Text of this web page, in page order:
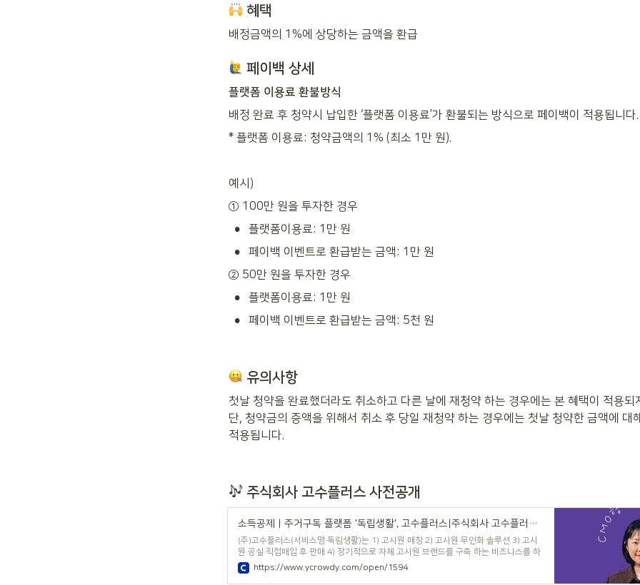
혜택
배정금액의 1%에 상당하는 금액을 환급
페이백 상세
플랫폼 이용료 환불방식
배정 완료 후 청약시 납입한 ‘플랫폼 이용료’가 환불되는 방식으로 페이백이 적용됩니다.
* 플랫폼 이용료: 청약금액의 1% (최소 1만 원).
예시)
① 100만 원을 투자한 경우
• 플랫폼이용료: 1만 원
•
페이백 이벤트로 환급받는 금액: 1만 원
② 50만 원을 투자한 경우
• 플랫폼이용료: 1만 원
• 페이백 이벤트로 환급받는 금액: 5천 원
유의사항
첫날 청약을 완료했더라도 취소하고 다른 날에 재청약 하는 경우에는 본 혜택이 적용
단, 청약금의 증액을 위해서 취소 후 당일 재청약 하는 경우에는 첫날 청약한 금액에 대
적용됩니다.
주식회사 고수플러스 사전공개
소득공제 | 주거구독 플랫폼 '독립생활', 고수플러스|주식회사 고수플러스 - 사전공개 | 크라우디
(주)고수플러스(서비스명 독립생활)는 1) 고시원 매칭 2) 고시원 무인화 솔루션 3) 고시
원 공실 직접매입 후 판매 4) 장기적으로 자체 고시원 브랜드를 구축 하는 비즈니스를 하
고 있습니다.
https://www.ycrowdy.com/open/1594